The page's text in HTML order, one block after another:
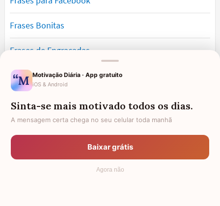
Frases Bonitas
Frases de Engraçadas
Frases Românticas
Frases de Reflexão
Frases Lindas
Motivação Diária · App gratuito
iOS & Android
Sinta-se mais motivado todos os dias.
A mensagem certa chega no seu celular toda manhã
Baixar grátis
Agora não